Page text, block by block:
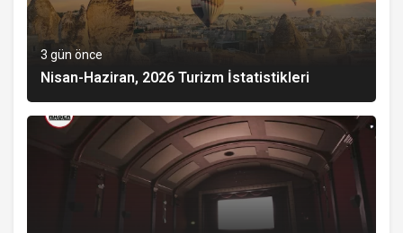
3 gün önce
Nisan-Haziran, 2026 Turizm İstatistikleri